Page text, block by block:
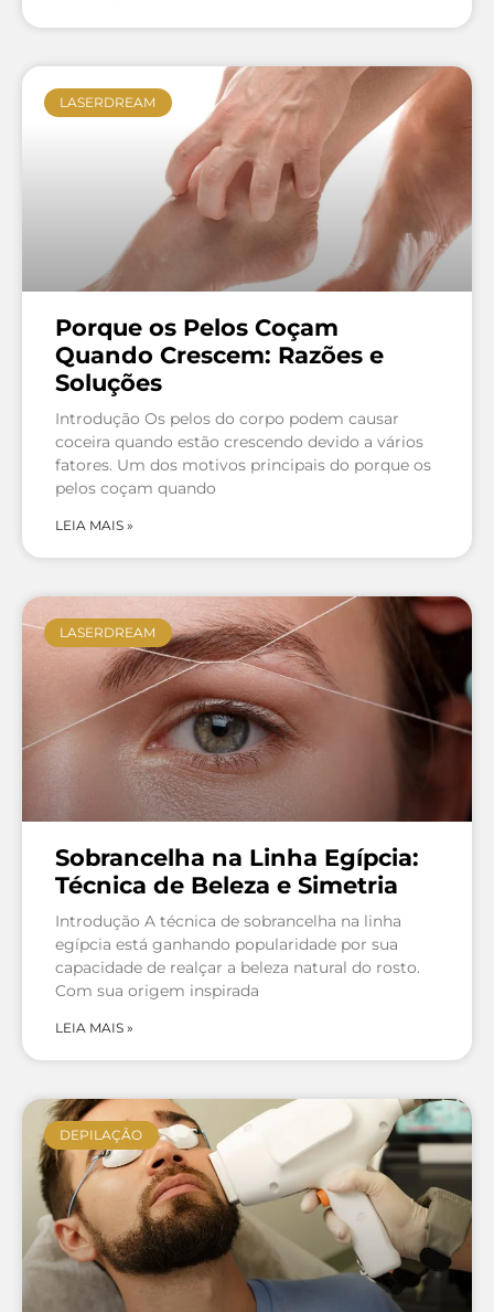
LASERDREAM
Porque os Pelos Coçam
Quando Crescem: Razões e
Soluções
Introdução Os pelos do corpo podem causar
coceira quando estão crescendo devido a vários
fatores. Um dos motivos principais do porque os
pelos coçam quando
LEIA MAIS »
LASERDREAM
Sobrancelha na Linha Egípcia:
Técnica de Beleza e Simetria
Introdução A técnica de sobrancelha na linha
egípcia está ganhando popularidade por sua
capacidade de realçar a beleza natural do rosto.
Com sua origem inspirada
LEIA MAIS »
DEPILAÇÃO